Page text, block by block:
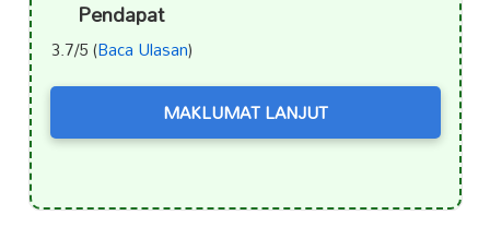
Pendapat
3.7/5 (Baca Ulasan)
MAKLUMAT LANJUT